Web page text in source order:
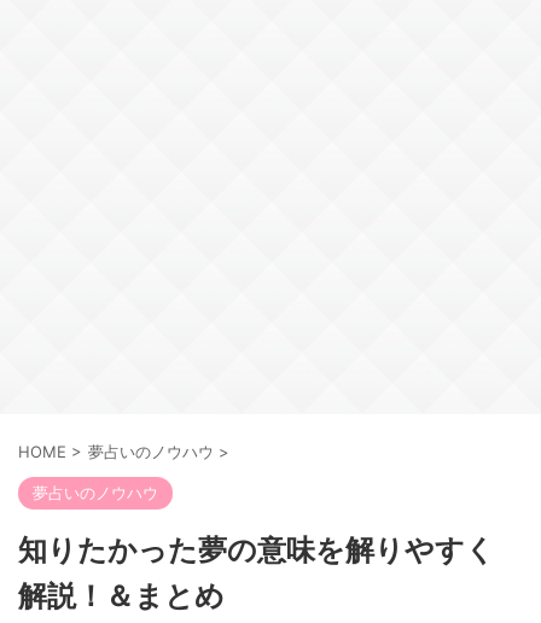
HOME > 夢占いのノウハウ >
夢占いのノウハウ
知りたかった夢の意味を解りやすく
解説！＆まとめ